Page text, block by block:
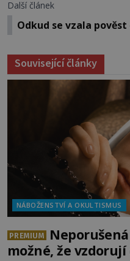
Další článek
Odkud se vzala
Související články
NÁBOŽENSTVÍ A OKULTISMUS
PREMIUM
možné, že vzdorují